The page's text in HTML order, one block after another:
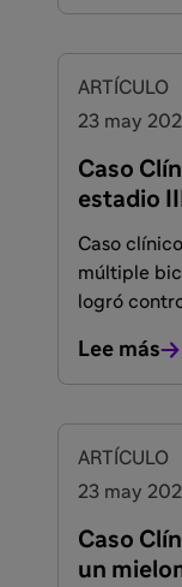
de
ARTÍCULO
23 may
Caso
estadio
Caso
múltiple
logró
Lee más
ARTÍCULO
23 may
Caso
un